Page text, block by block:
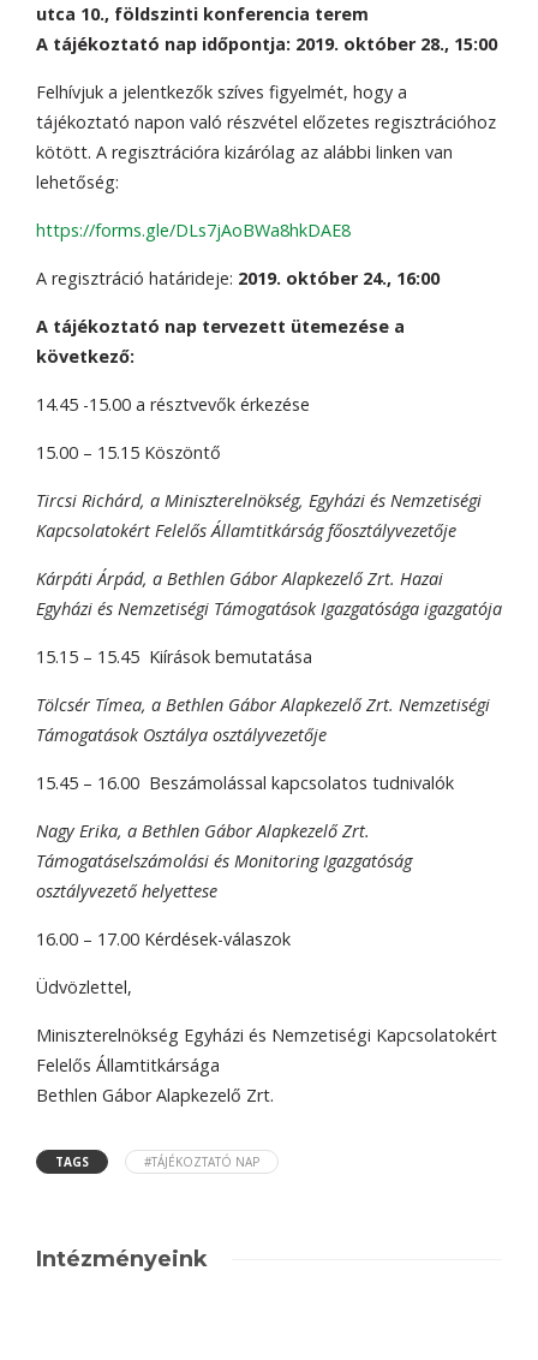
utca 10., földszinti konferencia terem
A tájékoztató nap időpontja: 2019. október 28., 15:00
Felhívjuk a jelentkezők szíves figyelmét, hogy a
tájékoztató napon való részvétel előzetes regisztrációhoz
kötött. A regisztrációra kizárólag az alábbi linken van
lehetőség:
https://forms.gle/DLs7jAoBWa8hkDAE8
A regisztráció határideje: 2019. október 24., 16:00
A tájékoztató nap tervezett ütemezése a
következő:
14.45 -15.00 a résztvevők érkezése
15.00 – 15.15 Köszöntő
Tircsi Richárd, a Miniszterelnökség, Egyházi és Nemzetiségi
Kapcsolatokért Felelős Államtitkárság főosztályvezetője
Kárpáti Árpád, a Bethlen Gábor Alapkezelő Zrt. Hazai
Egyházi és Nemzetiségi Támogatások Igazgatósága igazgatója
15.15 – 15.45 Kiírások bemutatása
Tölcsér Tímea, a Bethlen Gábor Alapkezelő Zrt. Nemzetiségi
Támogatások Osztálya osztályvezetője
15.45 – 16.00 Beszámolással kapcsolatos tudnivalók
Nagy Erika, a Bethlen Gábor Alapkezelő Zrt.
Támogatáselszámolási és Monitoring Igazgatóság
osztályvezető helyettese
16.00 – 17.00 Kérdések-válaszok
Üdvözlettel,
Miniszterelnökség Egyházi és Nemzetiségi Kapcsolatokért
Felelős Államtitkársága
Bethlen Gábor Alapkezelő Zrt.
TAGS #TÁJÉKOZTATÓ NAP
Intézményeink